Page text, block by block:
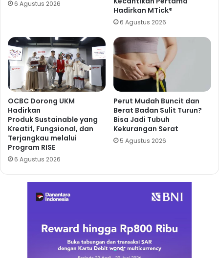
6 Agustus 2026
Hadirkan MTick®
6 Agustus 2026
OCBC Dorong UKM
Hadirkan
Produk Sustainable yang
Kreatif, Fungsional, dan
Terjangkau melalui
Program RISE
6 Agustus 2026
Perut Mudah Buncit dan
Berat Badan Sulit Turun?
Bisa Jadi Tubuh
Kekurangan Serat
5 Agustus 2026